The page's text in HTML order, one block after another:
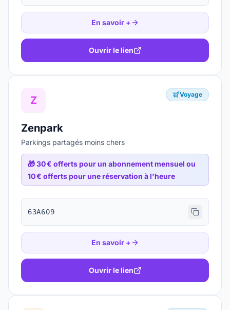
En savoir +
Ouvrir le lien
Z Voyage
Zenpark
Parkings partagés moins chers
🎁30 € offerts pour un abonnement mensuel ou
10 € offerts pour une réservation à l'heure
63A609
En savoir +
Ouvrir le lien